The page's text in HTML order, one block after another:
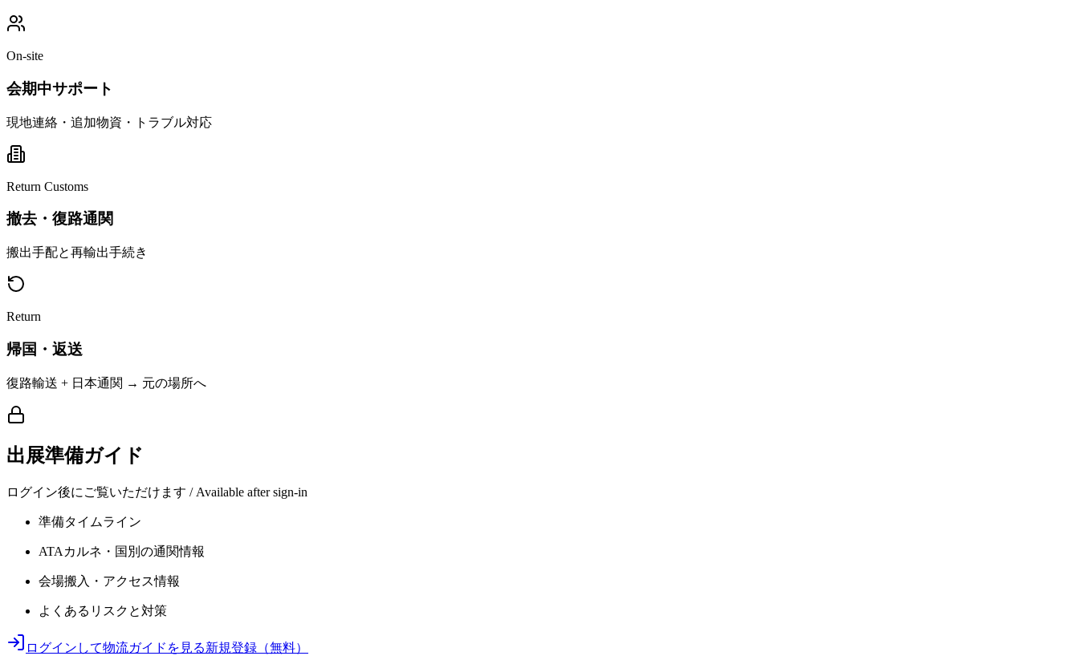
On-site
会期中サポート
現地連絡・追加物資・トラブル対応
Return Customs
撤去・復路通関
搬出手配と再輸出手続き
Return
帰国・返送
復路輸送 + 日本通関 → 元の場所へ
出展準備ガイド
ログイン後にご覧いただけます / Available after sign-in
準備タイムライン
ATAカルネ・国別の通関情報
会場搬入・アクセス情報
よくあるリスクと対策
ログインして物流ガイドを見る新規登録（無料）